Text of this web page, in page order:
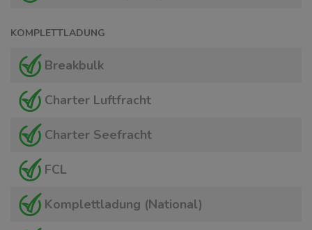
KOMPLETTLADUNG
Breakbulk
Charter Luftfracht
Charter Seefracht
FCL
Komplettladung (National)